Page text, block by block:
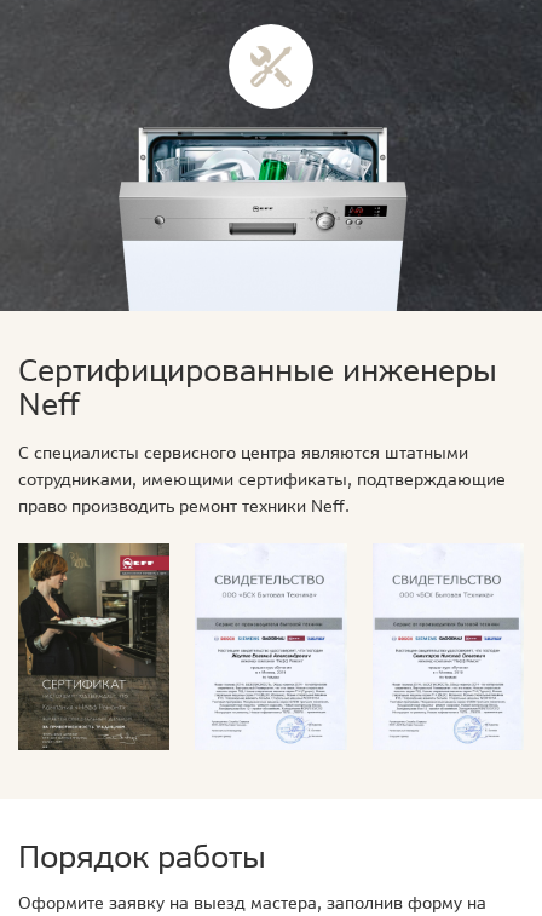
Сертифицированные инженеры
Neff
С специалисты сервисного центра являются штатными
сотрудниками, имеющими сертификаты, подтверждающие
право производить ремонт техники Neff.
Порядок работы
Оформите заявку на выезд мастера, заполнив форму на